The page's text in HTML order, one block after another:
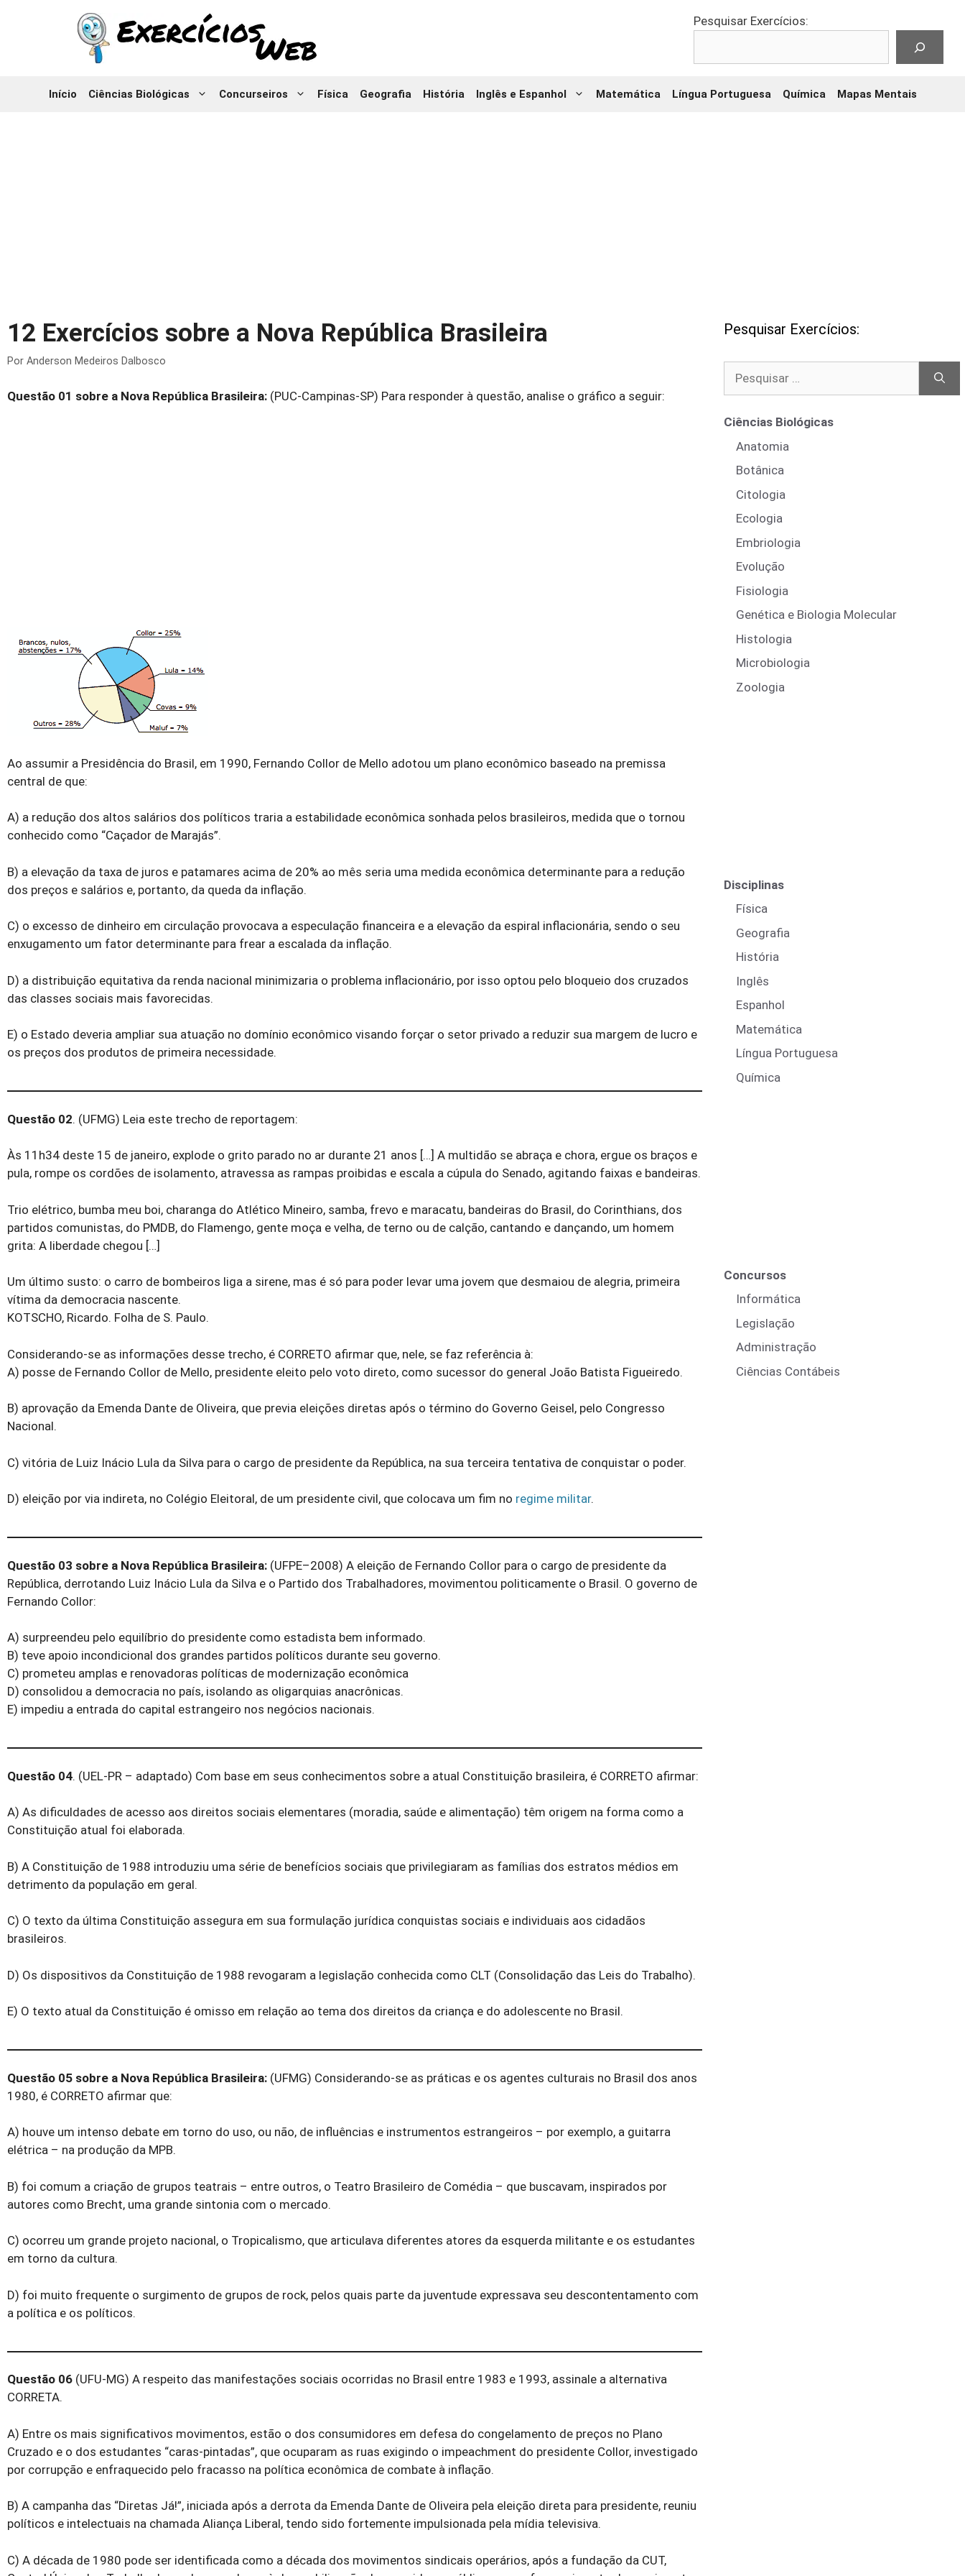
Pesquisar Exercícios:
Início Ciências Biológicas Concurseiros Física Geografia História Inglês e Espanhol Matemática Língua Portuguesa Química Mapas Mentais
12 Exercícios sobre a Nova República Brasileira
Por Anderson Medeiros Dalbosco
Questão 01 sobre a Nova República Brasileira: (PUC-Campinas-SP) Para responder à questão, analise o gráfico a seguir:
Ao assumir a Presidência do Brasil, em 1990, Fernando Collor de Mello adotou um plano econômico baseado na premissa
central de que:
A) a redução dos altos salários dos políticos traria a estabilidade econômica sonhada pelos brasileiros, medida que o tornou
conhecido como “Caçador de Marajás”.
B) a elevação da taxa de juros e patamares acima de 20% ao mês seria uma medida econômica determinante para a redução
dos preços e salários e, portanto, da queda da inflação.
C) o excesso de dinheiro em circulação provocava a especulação financeira e a elevação da espiral inflacionária, sendo o seu
enxugamento um fator determinante para frear a escalada da inflação.
D) a distribuição equitativa da renda nacional minimizaria o problema inflacionário, por isso optou pelo bloqueio dos cruzados
das classes sociais mais favorecidas.
E) o Estado deveria ampliar sua atuação no domínio econômico visando forçar o setor privado a reduzir sua margem de lucro e
os preços dos produtos de primeira necessidade.
Questão 02. (UFMG) Leia este trecho de reportagem:
Às 11h34 deste 15 de janeiro, explode o grito parado no ar durante 21 anos […] A multidão se abraça e chora, ergue os braços e
pula, rompe os cordões de isolamento, atravessa as rampas proibidas e escala a cúpula do Senado, agitando faixas e bandeiras.
Trio elétrico, bumba meu boi, charanga do Atlético Mineiro, samba, frevo e maracatu, bandeiras do Brasil, do Corinthians, dos
partidos comunistas, do PMDB, do Flamengo, gente moça e velha, de terno ou de calção, cantando e dançando, um homem
grita: A liberdade chegou […]
Um último susto: o carro de bombeiros liga a sirene, mas é só para poder levar uma jovem que desmaiou de alegria, primeira
vítima da democracia nascente.
KOTSCHO, Ricardo. Folha de S. Paulo.
Considerando-se as informações desse trecho, é CORRETO afirmar que, nele, se faz referência à:
A) posse de Fernando Collor de Mello, presidente eleito pelo voto direto, como sucessor do general João Batista Figueiredo.
B) aprovação da Emenda Dante de Oliveira, que previa eleições diretas após o término do Governo Geisel, pelo Congresso
Nacional.
C) vitória de Luiz Inácio Lula da Silva para o cargo de presidente da República, na sua terceira tentativa de conquistar o poder.
D) eleição por via indireta, no Colégio Eleitoral, de um presidente civil, que colocava um fim no regime militar.
Questão 03 sobre a Nova República Brasileira: (UFPE–2008) A eleição de Fernando Collor para o cargo de presidente da
República, derrotando Luiz Inácio Lula da Silva e o Partido dos Trabalhadores, movimentou politicamente o Brasil. O governo de
Fernando Collor:
A) surpreendeu pelo equilíbrio do presidente como estadista bem informado.
B) teve apoio incondicional dos grandes partidos políticos durante seu governo.
C) prometeu amplas e renovadoras políticas de modernização econômica
D) consolidou a democracia no país, isolando as oligarquias anacrônicas.
E) impediu a entrada do capital estrangeiro nos negócios nacionais.
Questão 04. (UEL-PR – adaptado) Com base em seus conhecimentos sobre a atual Constituição brasileira, é CORRETO afirmar:
A) As dificuldades de acesso aos direitos sociais elementares (moradia, saúde e alimentação) têm origem na forma como a
Constituição atual foi elaborada.
B) A Constituição de 1988 introduziu uma série de benefícios sociais que privilegiaram as famílias dos estratos médios em
detrimento da população em geral.
C) O texto da última Constituição assegura em sua formulação jurídica conquistas sociais e individuais aos cidadãos
brasileiros.
D) Os dispositivos da Constituição de 1988 revogaram a legislação conhecida como CLT (Consolidação das Leis do Trabalho).
E) O texto atual da Constituição é omisso em relação ao tema dos direitos da criança e do adolescente no Brasil.
Questão 05 sobre a Nova República Brasileira: (UFMG) Considerando-se as práticas e os agentes culturais no Brasil dos anos
1980, é CORRETO afirmar que:
A) houve um intenso debate em torno do uso, ou não, de influências e instrumentos estrangeiros – por exemplo, a guitarra
elétrica – na produção da MPB.
B) foi comum a criação de grupos teatrais – entre outros, o Teatro Brasileiro de Comédia – que buscavam, inspirados por
autores como Brecht, uma grande sintonia com o mercado.
C) ocorreu um grande projeto nacional, o Tropicalismo, que articulava diferentes atores da esquerda militante e os estudantes
em torno da cultura.
D) foi muito frequente o surgimento de grupos de rock, pelos quais parte da juventude expressava seu descontentamento com
a política e os políticos.
Questão 06 (UFU-MG) A respeito das manifestações sociais ocorridas no Brasil entre 1983 e 1993, assinale a alternativa
CORRETA.
A) Entre os mais significativos movimentos, estão o dos consumidores em defesa do congelamento de preços no Plano
Cruzado e o dos estudantes “caras-pintadas”, que ocuparam as ruas exigindo o impeachment do presidente Collor, investigado
por corrupção e enfraquecido pelo fracasso na política econômica de combate à inflação.
B) A campanha das “Diretas Já!”, iniciada após a derrota da Emenda Dante de Oliveira pela eleição direta para presidente, reuniu
políticos e intelectuais na chamada Aliança Liberal, tendo sido fortemente impulsionada pela mídia televisiva.
C) A década de 1980 pode ser identificada como a década dos movimentos sindicais operários, após a fundação da CUT,
Pesquisar Exercícios:
Ciências Biológicas
Anatomia
Botânica
Citologia
Ecologia
Embriologia
Evolução
Fisiologia
Genética e Biologia Molecular
Histologia
Microbiologia
Zoologia
Disciplinas
Física
Geografia
História
Inglês
Espanhol
Matemática
Língua Portuguesa
Química
Concursos
Informática
Legislação
Administração
Ciências Contábeis